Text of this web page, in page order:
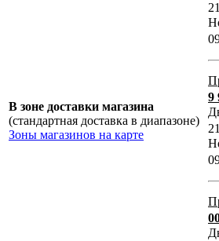
В зоне доставки магазина
(стандартная доставка в диапазоне)
Зоны магазинов на карте
9